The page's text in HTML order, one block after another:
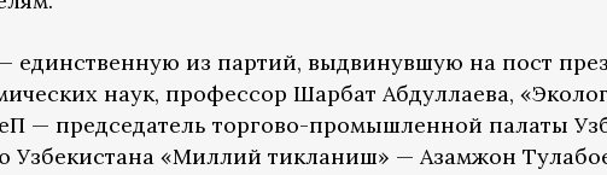
единственную из партий, выдвинувшую на пост
наук, профессор Шарбат Абдуллаева,
— председатель торгово-промышленной палаты
Узбекистана «Миллий тикланиш» — Азамжон